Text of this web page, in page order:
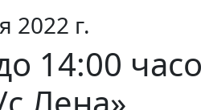
2022 г.
14:00